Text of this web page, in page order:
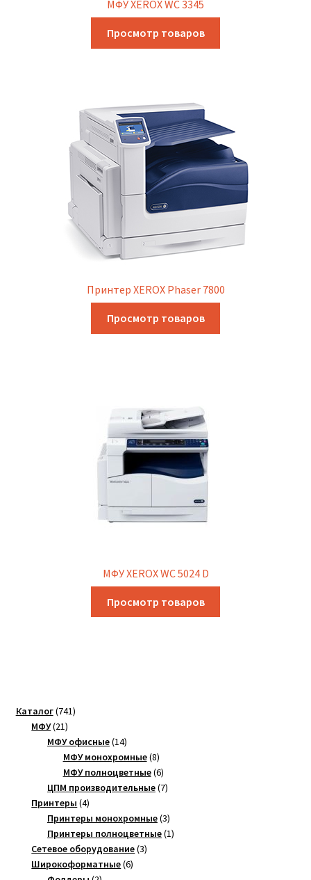
МФУ XEROX WC 3345
Просмотр товаров
Принтер XEROX Phaser 7800
Просмотр товаров
МФУ XEROX WC 5024 D
Просмотр товаров
Каталог 741741
МФУ 2121
товар
МФУ офисные 1414
товаров
МФУ монохромные 88
товаров
МФУ полноцветные 66
товаров
ЦПМ производительные 77
Принтеры 44
товара
Принтеры монохромные 33
товара
Принтеры полноцветные 11
Сетевое оборудование 33
Широкоформатные 66